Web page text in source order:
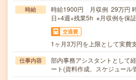
時給
時給1900円 月収例 29万円
日×4週+残業5h ※月収例を保
交通費
1ヶ月3万円を上限として実費
仕事内容
部内事務アシスタントとして
ート(資料作成、スケジュー